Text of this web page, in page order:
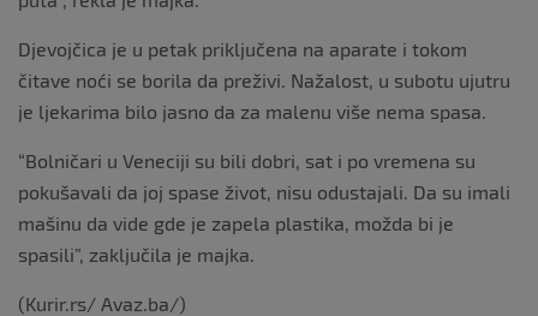
Djevojčica je u petak priključena na aparate i tokom
čitave noći se borila da preživi. Nažalost, u subotu ujutru
je ljekarima bilo jasno da za malenu više nema spasa.
“Bolničari u Veneciji su bili dobri, sat i po vremena su
pokušavali da joj spase život, nisu odustajali. Da su imali
mašinu da vide gde je zapela plastika, možda bi je
spasili”, zaključila je majka.
(Kurir.rs/ Avaz.ba/)